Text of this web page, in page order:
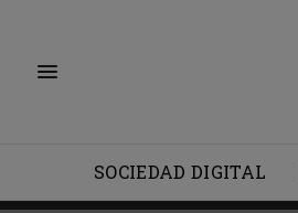
SOCIEDAD DIGITAL